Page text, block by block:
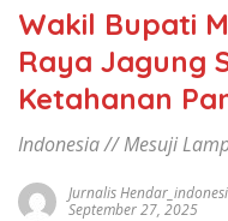
Wakil Bupati
Raya Jagung
Ketahanan
Indonesia // Mesuji
Jurnalis
September 27, 2025